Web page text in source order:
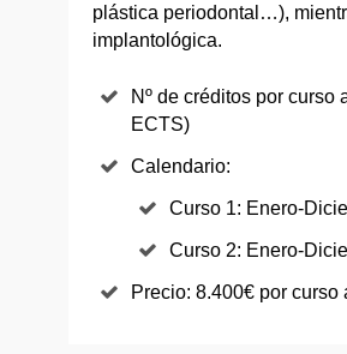
plástica periodontal…),
implantológica.
Nº de créditos por curso
ECTS)
Calendario:
Curso 1: Enero-
Curso 2: Enero-
Precio: 8.400€ por curso